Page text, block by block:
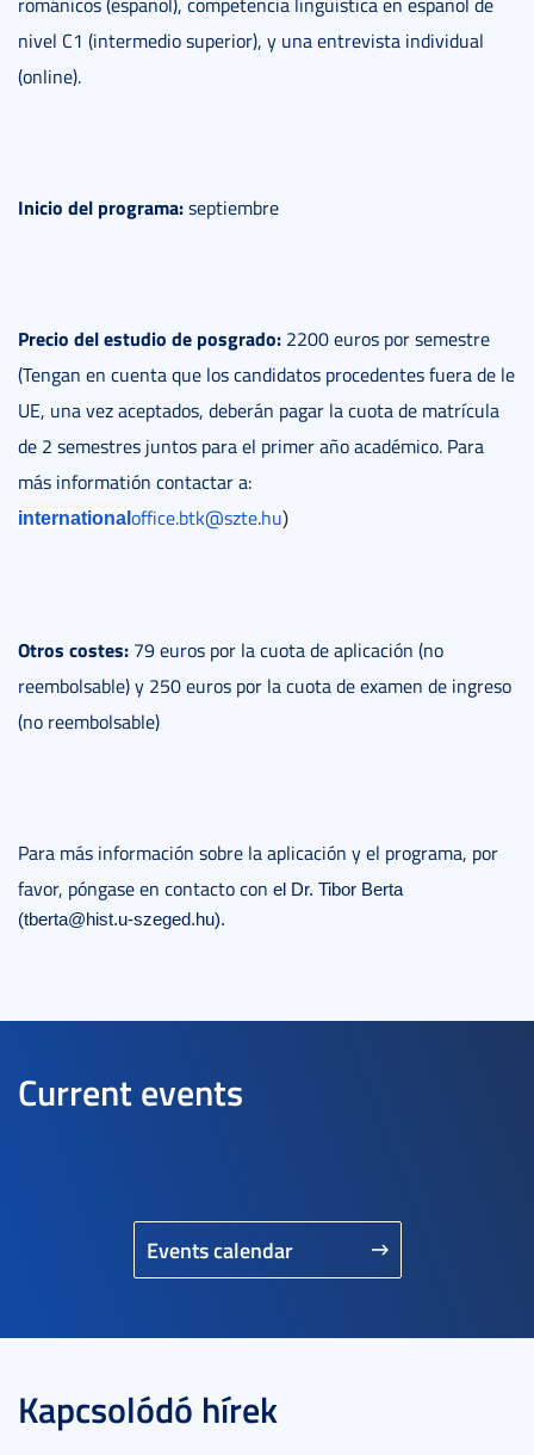
nivel C1 (intermedio superior), y una entrevista individual
(online).
Inicio del programa:septiembre
Precio del estudio de posgrado: 2200 euros por semestre
(Tengan en cuenta que los candidatos procedentes fuera de le
UE, una vez aceptados, deberán pagar la cuota de matrícula
de 2 semestres juntos para el primer año académico. Para
más informatión contactar a:
international office.btk@szte.hu)
Otros costes: 79 euros por la cuota de aplicación (no
reembolsable) y 250 euros por la cuota de examen de ingreso
(no reembolsable)
Para más información sobre la aplicación y el programa, por
favor, póngase en contacto con el Dr. Tibor Berta
(tberta@hist.u-szeged.hu).
Current events
Events calendar
Kapcsolódó hírek